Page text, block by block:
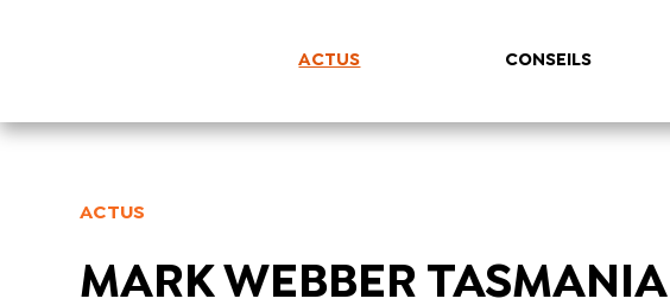
ACTUS CONSEILS
ACTUS
MARK WEBBER